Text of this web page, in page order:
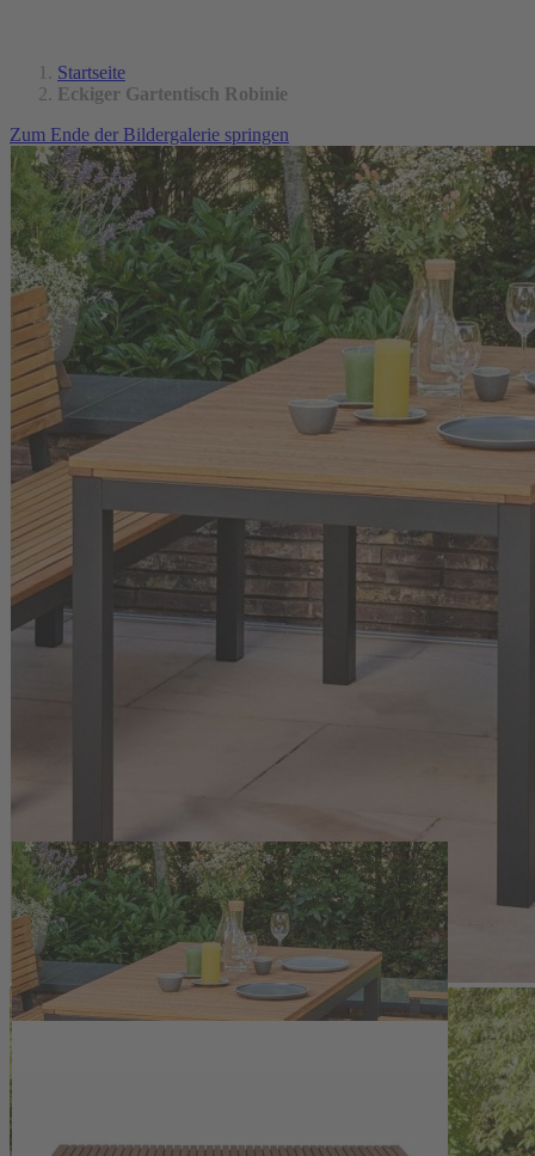
Startseite
Eckiger Gartentisch Robinie
Zum Ende der Bildergalerie springen
Zum Anfang der Bildergalerie springen
Artikelnr. 140359
Eckiger Gartentisch Robinie
799,00 € inkl. MwSt.
1
Zur Wunschliste hinzufügen
Sofort lieferbar
Eckiger Gartentisch Robinie für gesellige Runden im Freien mit
warmer Holzoptik und pflegeleichtem Gestell in matt Anthrazit.